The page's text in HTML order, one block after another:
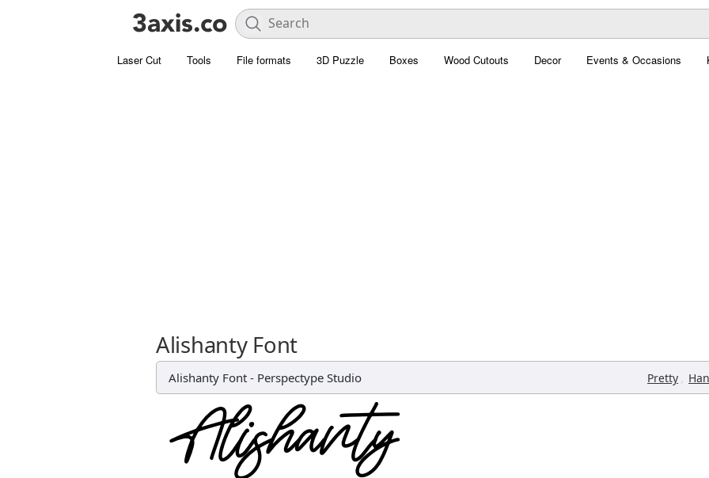
Laser Cut Tools File formats 3D Puzzle Boxes Wood Cutouts Decor Events & Occasions
Alishanty Font
Alishanty Font - Perspectype Studio Pretty ,